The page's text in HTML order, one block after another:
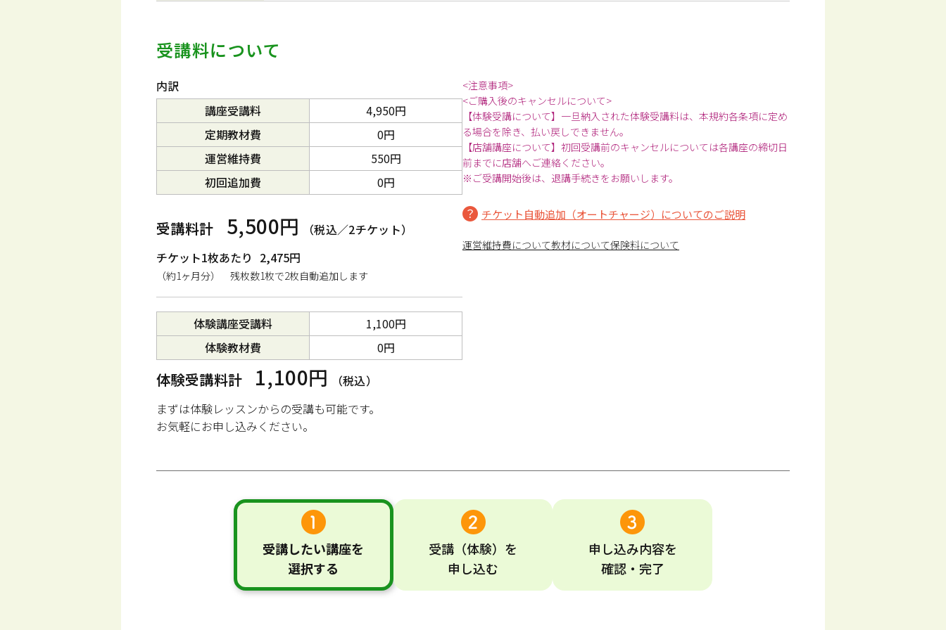
受講料について
内訳
講座受講料
4,950円
定期教材費
0円
運営維持費
550円
初回追加費
0円
受講料計 5,500円
（税込／2チケット）
チケット1枚あたり 2,475円
（約1ヶ月分） 残枚数1枚で2枚自動追加します
体験講座受講料
1,100円
体験教材費
0円
体験受講料計 1,100円
（税込）
まずは体験レッスンからの受講も可能です。
お気軽にお申し込みください。
<注意事項>
<ご購入後のキャンセルについて>
【体験受講について】一旦納入された体験受講料は、本規約各条項に定め
る場合を除き、払い戻しできません。
【店舗講座について】初回受講前のキャンセルについては各講座の締切日
前までに店舗へご連絡ください。
※ご受講開始後は、退講手続きをお願いします。
チケット自動追加（オートチャージ）についてのご説明
運営維持費について教材について保険料について
受講したい講座を
選択する
受講 （体験） を
申し込む
申し込み内容を
確認・完了